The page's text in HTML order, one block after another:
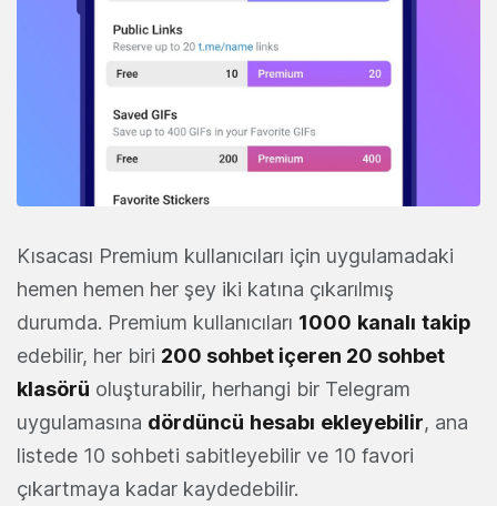
Kısacası Premium kullanıcıları için uygulamadaki
hemen hemen her şey iki katına çıkarılmış
durumda. Premium kullanıcıları 1000 kanalı takip
edebilir, her biri 200 sohbet içeren 20 sohbet
klasörü oluşturabilir, herhangi bir Telegram
uygulamasına dördüncü hesabı ekleyebilir, ana
listede 10 sohbeti sabitleyebilir ve 10 favori
çıkartmaya kadar kaydedebilir.